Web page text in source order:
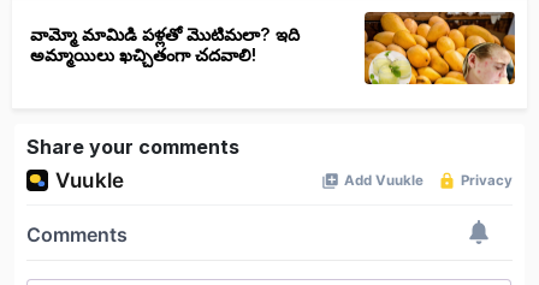
వామ్మో మామిడి పళ్లతో మొటిమలా? ఇది
అమ్మాయిలు ఖచ్చితంగా చదవాలి!
Share your comments